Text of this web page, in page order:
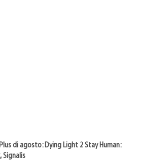
di agosto: Dying Light 2 Stay Human:
Signalis